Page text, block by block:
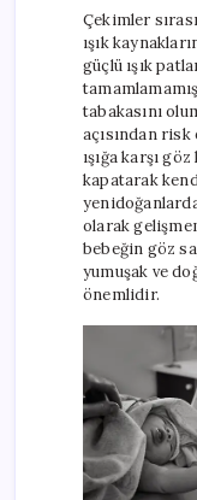
Çekimler
ışık
güçlü ışık
tabakasını
açısından
ışığa karşı
kapatarak
olarak
bebeğin göz
yumuşak ve
önemlidir.